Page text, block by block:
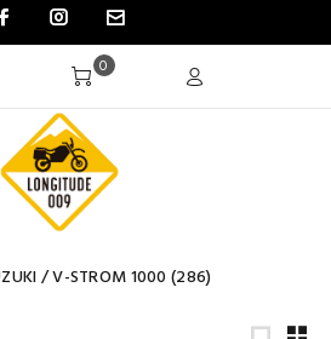
0
/V-STROM 1000 (286)